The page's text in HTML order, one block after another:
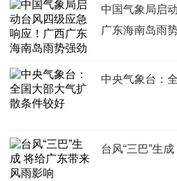
中国气象局启
广东海南岛雨
中央气象台：
台风“三巴”生